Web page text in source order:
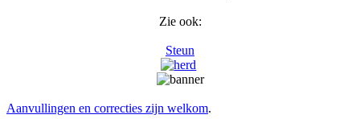
Zie ook:
Steun
Aanvullingen en correcties zijn welkom.